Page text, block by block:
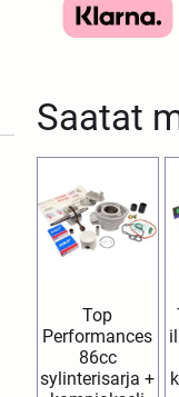
Saatat
Top
Performances
86cc
sylinterisarja +